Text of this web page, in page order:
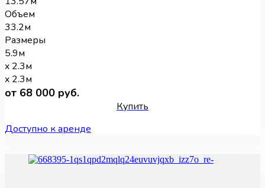
Объем
33.2м
Размеры
5.9м
x 2.3м
x 2.3м
от 68 000 руб.
Купить
Доступно к аренде